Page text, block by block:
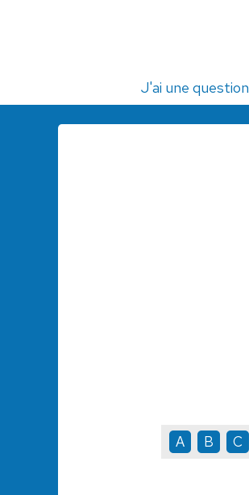
J'ai une question
A B C